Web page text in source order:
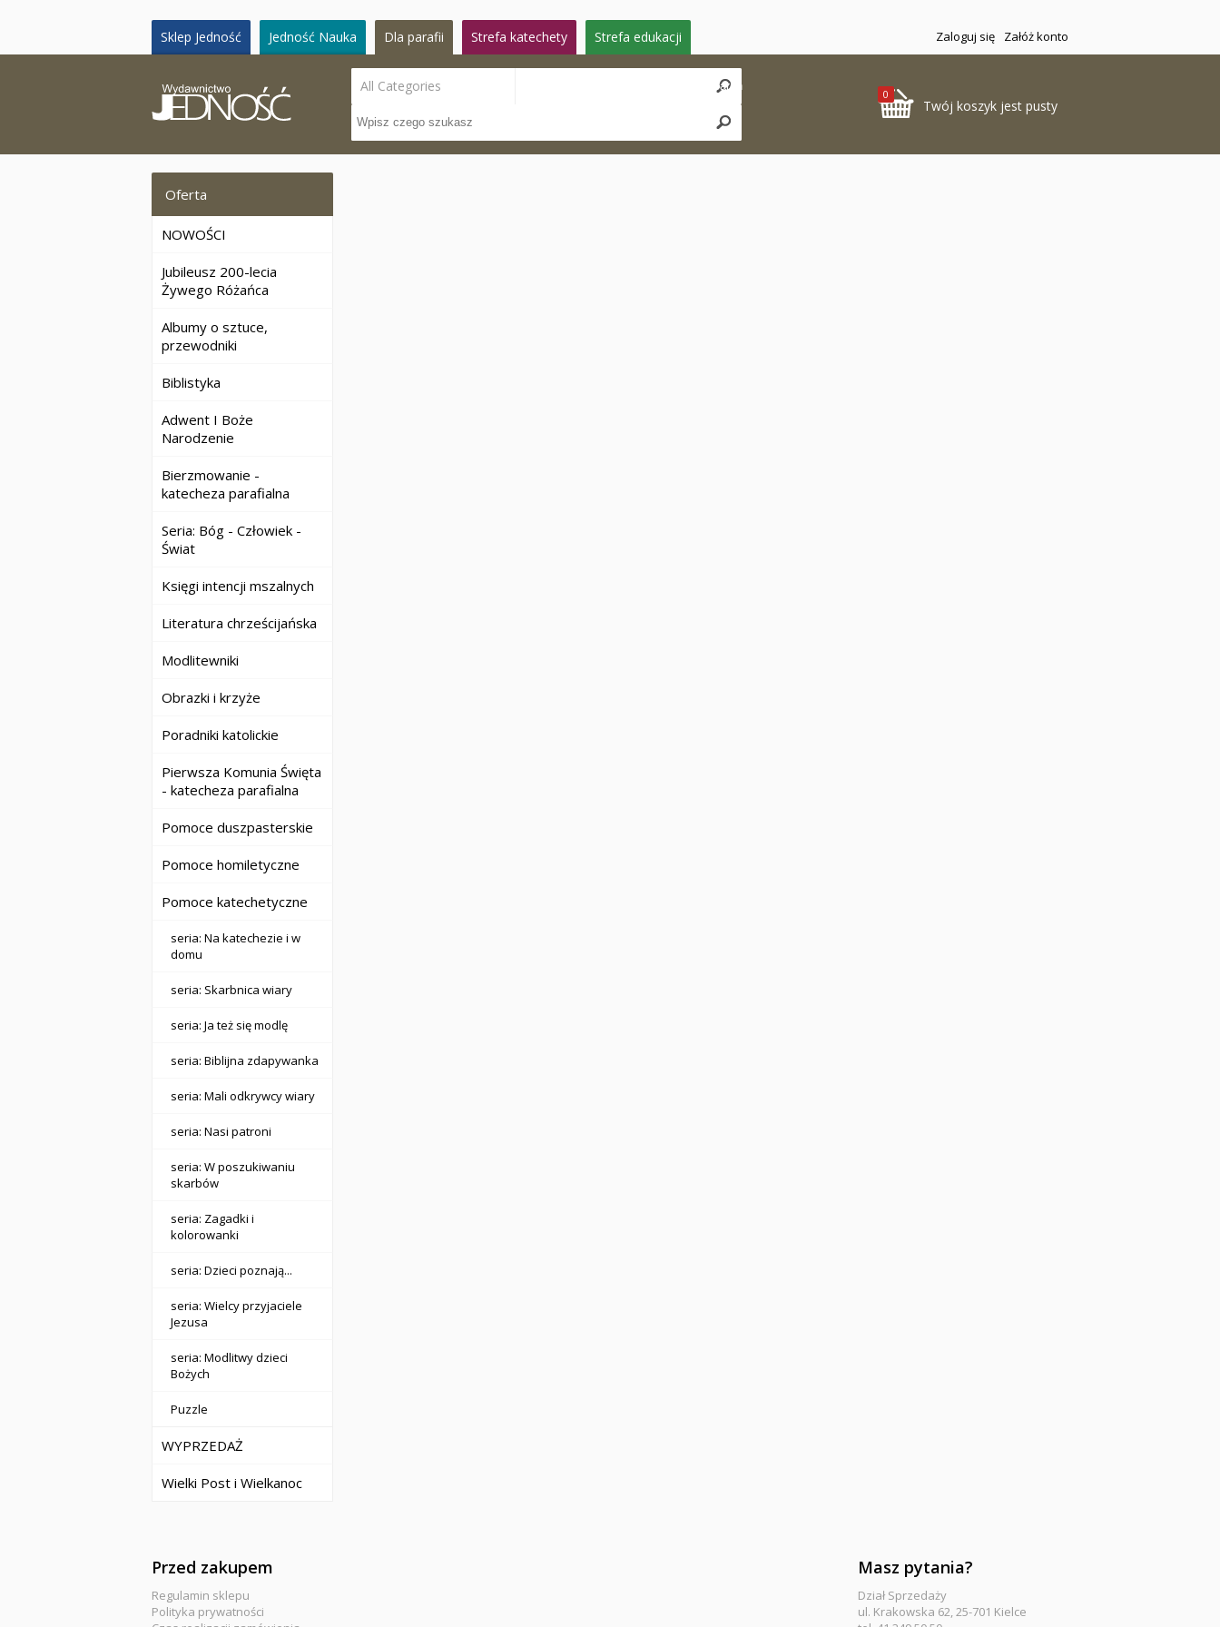
Sklep Jedność Jedność Nauka Dla parafii Strefa katechety Strefa edukacji Zaloguj się Załóż konto
All Categories Search
0
Twój koszyk jest pusty
Oferta
NOWOŚCI
Jubileusz 200-lecia
Żywego Różańca
Albumy o sztuce,
przewodniki
Biblistyka
Adwent I Boże
Narodzenie
Bierzmowanie -
katecheza parafialna
Seria: Bóg - Człowiek -
Świat
Księgi intencji mszalnych
Literatura chrześcijańska
Modlitewniki
Obrazki i krzyże
Poradniki katolickie
Pierwsza Komunia Święta
- katecheza parafialna
Pomoce duszpasterskie
Pomoce homiletyczne
Pomoce katechetyczne
seria: Na katechezie i w
domu
seria: Skarbnica wiary
seria: Ja też się modlę
seria: Biblijna zdapywanka
seria: Mali odkrywcy wiary
seria: Nasi patroni
seria: W poszukiwaniu
skarbów
seria: Zagadki i
kolorowanki
seria: Dzieci poznają...
seria: Wielcy przyjaciele
Jezusa
seria: Modlitwy dzieci
Bożych
Puzzle
WYPRZEDAŻ
Wielki Post i Wielkanoc
Przed zakupem
Regulamin sklepu
Polityka prywatności
Masz pytania?
Dział Sprzedaży
ul. Krakowska 62, 25-701 Kielce